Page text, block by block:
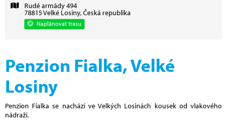
Rudé armády 494
78815 Velké Losiny, Česká republika
Naplánovat trasu
Penzion Fialka, Velké
Losiny
Penzion Fialka se nachází ve Velkých Losinách kousek od vlakového
nádraží.